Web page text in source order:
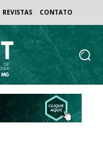
REVISTAS CONTATO